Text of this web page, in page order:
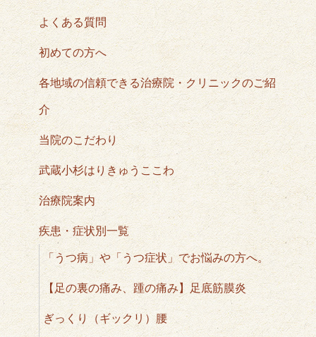
よくある質問
初めての方へ
各地域の信頼できる治療院・クリニックのご紹
介
当院のこだわり
武蔵小杉はりきゅうここわ
治療院案内
疾患・症状別一覧
「うつ病」や「うつ症状」でお悩みの方へ。
【足の裏の痛み、踵の痛み】足底筋膜炎
ぎっくり（ギックリ）腰